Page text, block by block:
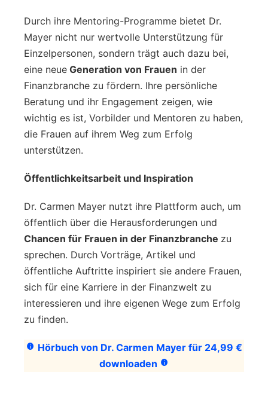
Durch ihre Mentoring-Programme bietet Dr.
Mayer nicht nur wertvolle Unterstützung für
Einzelpersonen, sondern trägt auch dazu bei,
eine neue Generation von Frauen in der
Finanzbranche zu fördern. Ihre persönliche
Beratung und ihr Engagement zeigen, wie
wichtig es ist, Vorbilder und Mentoren zu haben,
die Frauen auf ihrem Weg zum Erfolg
unterstützen.
Öffentlichkeitsarbeit und Inspiration
Dr. Carmen Mayer nutzt ihre Plattform auch, um
öffentlich über die Herausforderungen und
Chancen für Frauen in der Finanzbranche zu
sprechen. Durch Vorträge, Artikel und
öffentliche Auftritte inspiriert sie andere Frauen,
sich für eine Karriere in der Finanzwelt zu
interessieren und ihre eigenen Wege zum Erfolg
zu finden.
Hörbuch von Dr. Carmen Mayer für 24,99 €
downloaden